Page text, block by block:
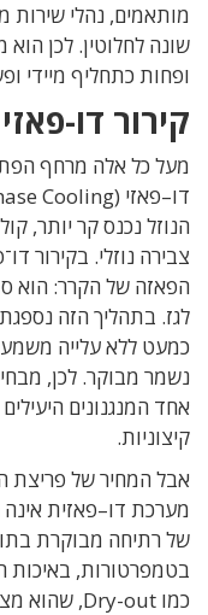
מותאמים, נהלי שירות
שונה לחלוטין. לכן הוא
ופחות כתחליף מיידי
קירור דו-פאזי
מעל כל אלה מרחף
דו–פאזי (Two-Phase Cooling).
הנוזל נכנס קר יותר,
צבירה נוזלי. בקירור
הפאזה של הקרר: הוא
לגז. בתהליך הזה
כמעט ללא עלייה
נשמר מבוקר. לכן,
אחד המנגנונים
קיצוניות.
אבל המחיר של פריצת
מערכת דו–פאזית אינה
של רתיחה מבוקרת
בטמפרטורות, באיכות
כמו Dry-out, שהוא מצב